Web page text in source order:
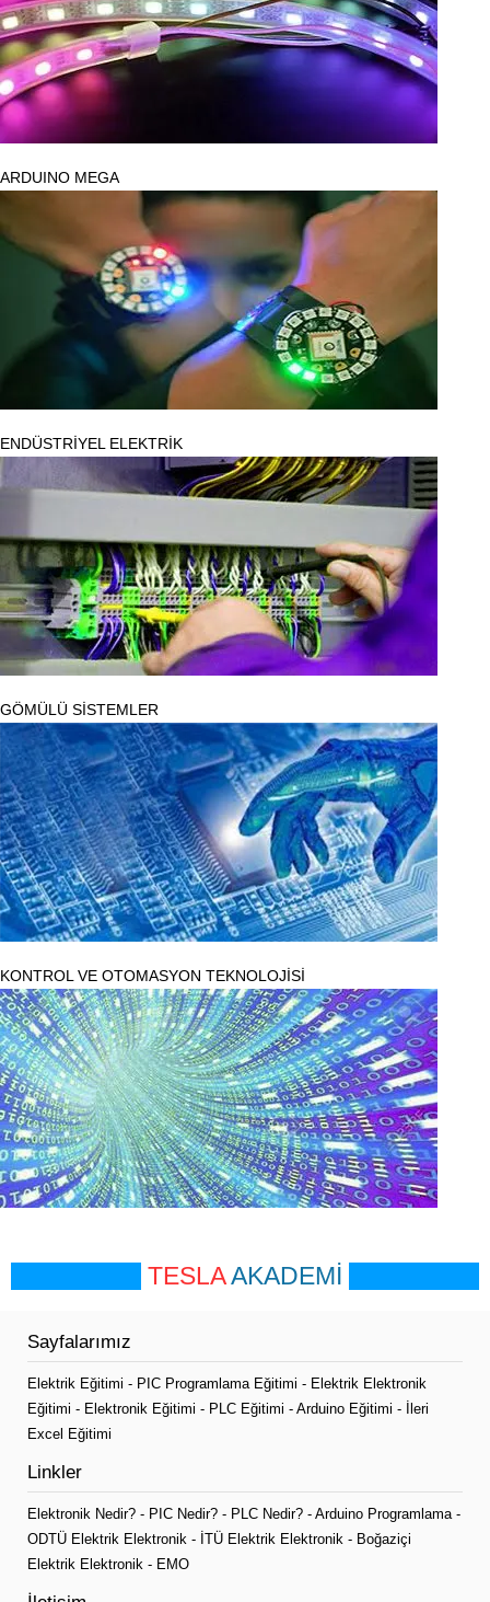
ARDUINO MEGA
ENDÜSTRİYEL ELEKTRİK
GÖMÜLÜ SİSTEMLER
KONTROL VE OTOMASYON TEKNOLOJİSİ
TESLAAKADEMİ
Sayfalarımız
Elektrik Eğitimi - PIC Programlama Eğitimi - Elektrik Elektronik
Eğitimi - Elektronik Eğitimi - PLC Eğitimi - Arduino Eğitimi - İleri
Excel Eğitimi
Linkler
Elektronik Nedir? - PIC Nedir? - PLC Nedir? - Arduino Programlama -
ODTÜ Elektrik Elektronik - İTÜ Elektrik Elektronik - Boğaziçi
Elektrik Elektronik - EMO